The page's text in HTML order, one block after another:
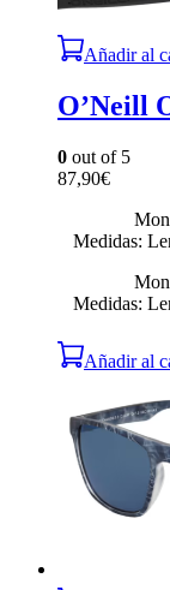
Añadir al
O’Neill
0 out of 5
87,90€
Medidas:
Medidas:
Añadir al